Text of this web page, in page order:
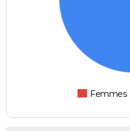
Femmes